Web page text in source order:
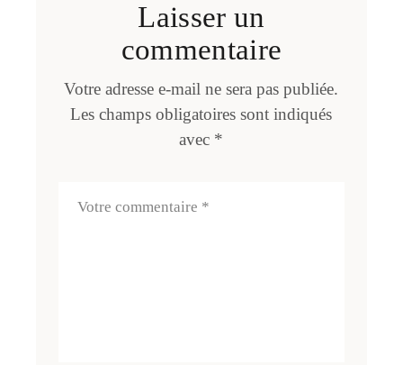
Laisser un
commentaire
Votre adresse e-mail ne sera pas publiée.
Les champs obligatoires sont indiqués
avec *